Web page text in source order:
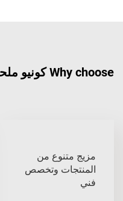
Why choose كونيو ملحقات الأنابيب المغلفنة?
مزيج متنوع من
المنتجات وتخصص
فني